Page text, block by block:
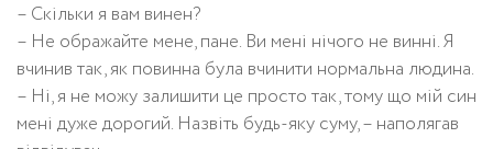
– Скільки я вам винен?
– Не ображайте мене, пане. Ви мені нічого не винні. Я
вчинив так, як повинна була вчинити нормальна людина.
– Ні, я не можу залишити це просто так, тому що мій син
мені дуже дорогий. Назвіть будь-яку суму, – наполягав